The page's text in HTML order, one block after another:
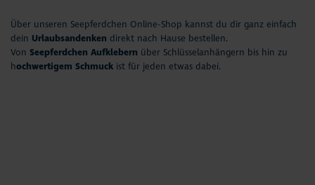
Über unseren Seepferdchen Online-Shop kannst du dir ganz einfach
dein Urlaubsandenken direkt nach Hause bestellen.
Von Seepferdchen Aufklebern über Schlüsselanhängern bis hin zu
hochwertigem Schmuck ist für jeden etwas dabei.